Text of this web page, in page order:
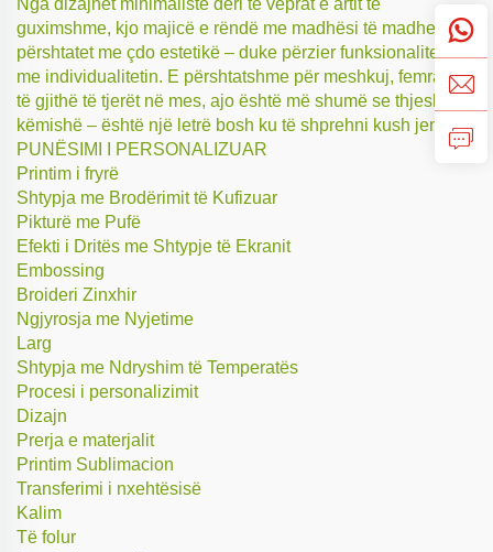
guximshme, kjo majicë e rëndë me madhësi të madhe
përshtatet me çdo estetikë – duke përzier funksionalitetin
me individualitetin. E përshtatshme për meshkuj, femra dhe
të gjithë të tjerët në mes, ajo është më shumë se thjesht një
këmishë – është një letrë bosh ku të shprehni kush jeni.
PUNËSIMI I PERSONALIZUAR
Printim i fryrë
Shtypja me Brodërimit të Kufizuar
Pikturë me Pufë
Efekti i Dritës me Shtypje të Ekranit
Embossing
Broideri Zinxhir
Ngjyrosja me Nyjetime
Larg
Shtypja me Ndryshim të Temperatës
Procesi i personalizimit
Dizajn
Prerja e materjalit
Printim Sublimacion
Transferimi i nxehtësisë
Kalim
Të folur